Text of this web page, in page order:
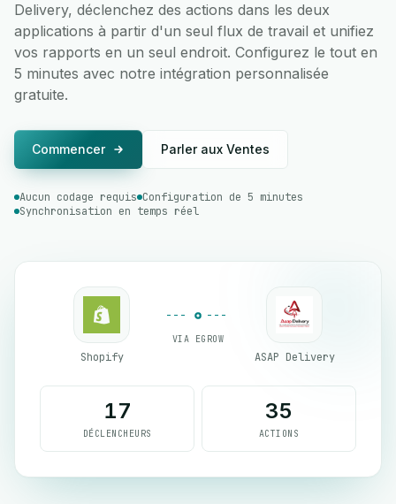
Delivery, déclenchez des actions dans les deux
applications à partir d'un seul flux de travail et unifiez
vos rapports en un seul endroit. Configurez le tout en
5 minutes avec notre intégration personnalisée
gratuite.
Commencer Parler aux Ventes
Aucun codage requis Configuration de 5 minutes
Synchronisation en temps réel
Shopify
VIA EGROW
ASAP Delivery
17
DÉCLENCHEURS
35
ACTIONS